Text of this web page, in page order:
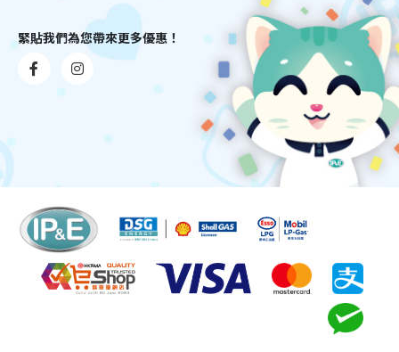
緊貼我們為您帶來更多優惠！